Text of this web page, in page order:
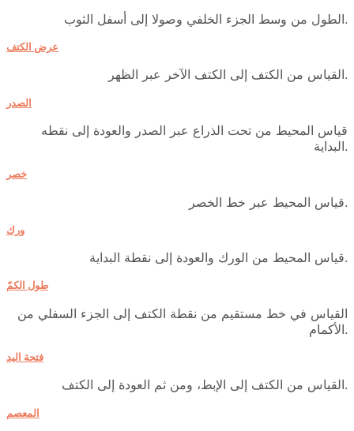
الطول من وسط الجزء الخلفي وصولا إلى أسفل الثوب.
عرض الكتف
القياس من الكتف إلى الكتف الآخر عبر الظهر.
الصدر
قياس المحيط من تحت الذراع عبر الصدر والعودة إلى نقطه
البداية.
خصر
قياس المحيط عبر خط الخصر.
ورك
قياس المحيط من الورك والعودة إلى نقطة البداية.
طول الكمّ
القياس في خط مستقيم من نقطة الكتف إلى الجزء السفلي من
الأكمام.
فتحة اليد
القياس من الكتف إلى الإبط، ومن ثم العودة إلى الكتف.
المعصم